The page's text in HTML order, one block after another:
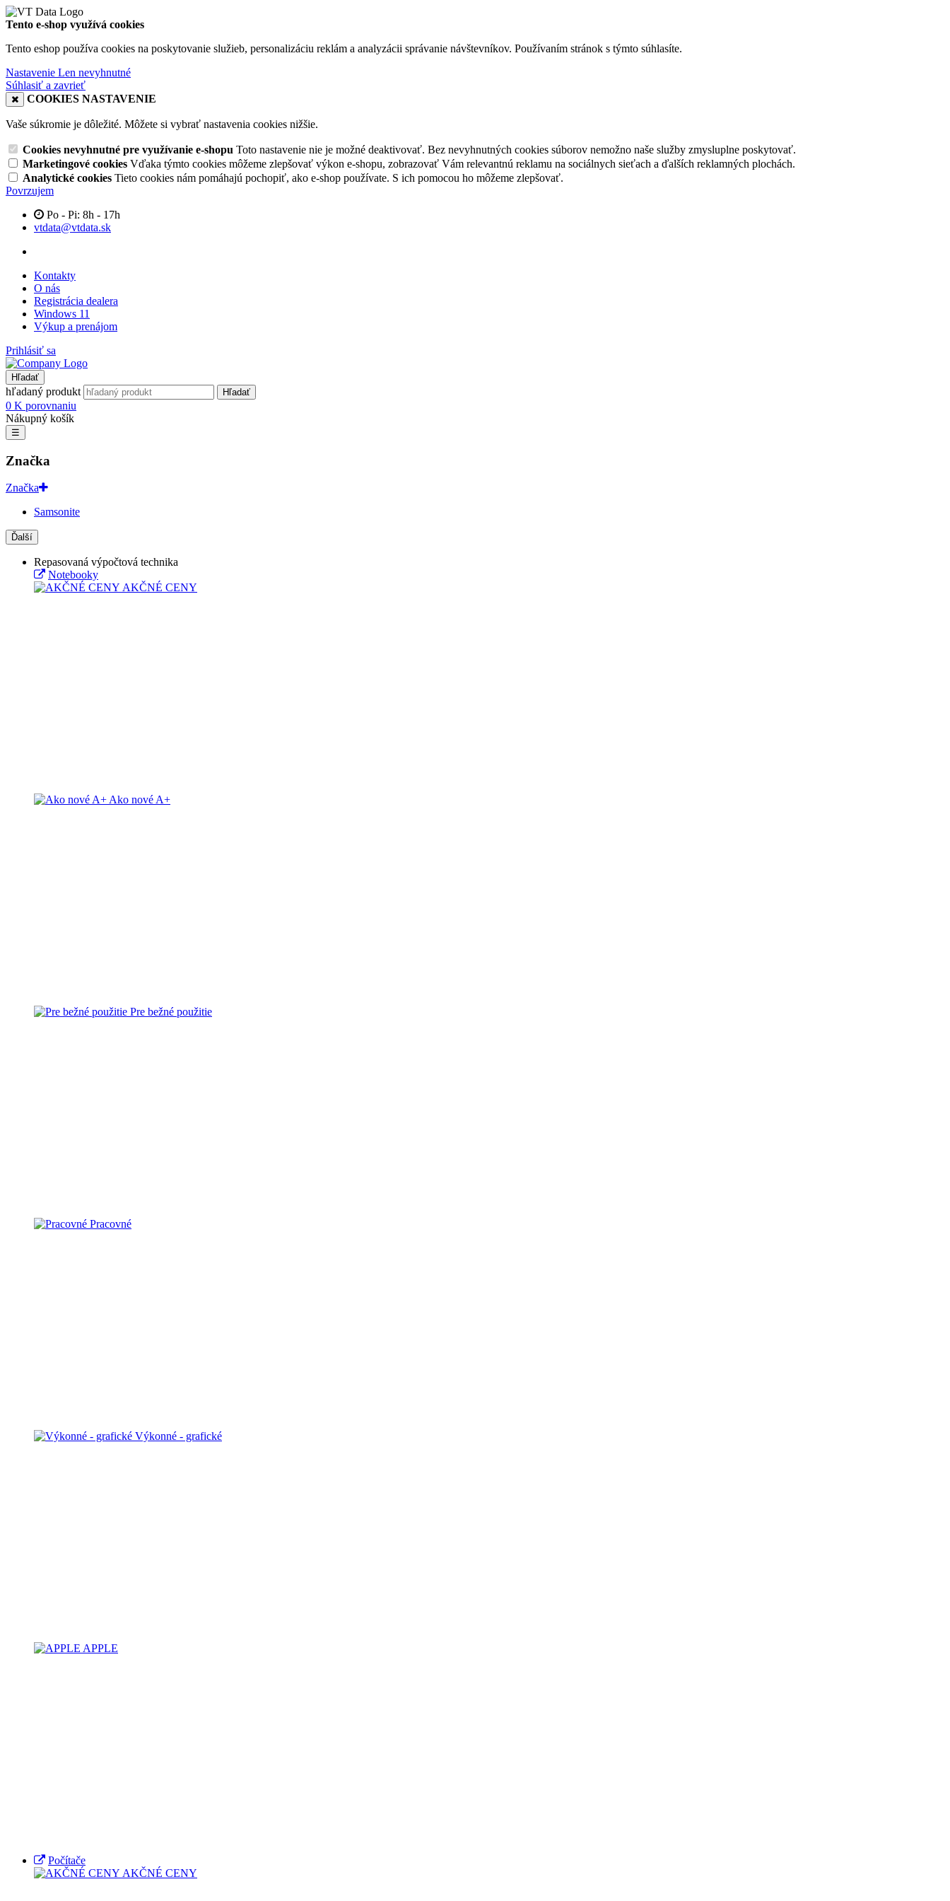
Tento e-shop využívá cookies
Tento eshop používa cookies na poskytovanie služieb, personalizáciu reklám a analyzácii správanie návštevníkov. Používaním stránok s týmto súhlasíte.
Nastavenie Len nevyhnutné
Súhlasiť a zavrieť
COOKIES NASTAVENIE
Vaše súkromie je dôležité. Môžete si vybrať nastavenia cookies nižšie.
Cookies nevyhnutné pre využívanie e-shopu Toto nastavenie nie je možné deaktivovať. Bez nevyhnutných cookies súborov nemožno naše služby zmysluplne poskytovať.
Marketingové cookies Vďaka týmto cookies môžeme zlepšovať výkon e-shopu, zobrazovať Vám relevantnú reklamu na sociálnych sieťach a ďalších reklamných plochách.
Analytické cookies Tieto cookies nám pomáhajú pochopiť, ako e-shop používate. S ich pomocou ho môžeme zlepšovať.
Povrzujem
Po - Pi: 8h - 17h
vtdata@vtdata.sk
Kontakty
O nás
Registrácia dealera
Windows 11
Výkup a prenájom
Prihlásiť sa
Hľadať
hľadaný produkt Hľadať
0 K porovnaniu
Nákupný košík
☰
Značka
Značka
Samsonite
Ďalší
Repasovaná výpočtová technika
Notebooky
AKČNÉ CENY
Ako nové A+
Pre bežné použitie
Pracovné
Výkonné - grafické
APPLE
Počítače
AKČNÉ CENY